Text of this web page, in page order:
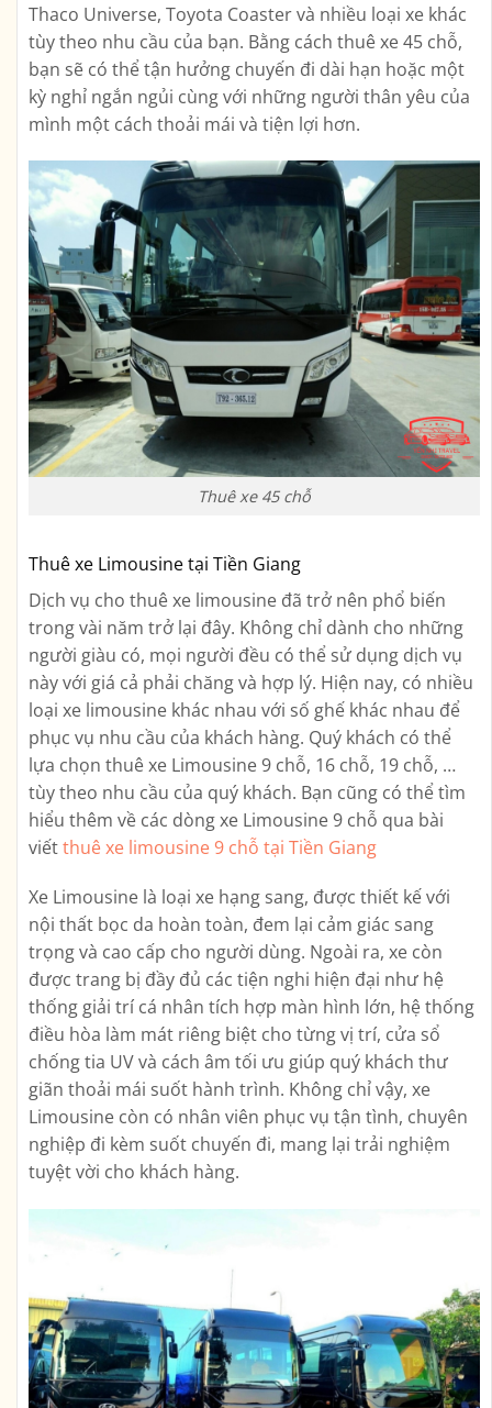
Thaco Universe, Toyota Coaster và nhiều loại xe khác
tùy theo nhu cầu của bạn. Bằng cách thuê xe 45 chỗ,
bạn sẽ có thể tận hưởng chuyến đi dài hạn hoặc một
kỳ nghỉ ngắn ngủi cùng với những người thân yêu của
mình một cách thoải mái và tiện lợi hơn.
Thuê xe 45 chỗ
Thuê xe Limousine tại Tiền Giang
Dịch vụ cho thuê xe limousine đã trở nên phổ biến
trong vài năm trở lại đây. Không chỉ dành cho những
người giàu có, mọi người đều có thể sử dụng dịch vụ
này với giá cả phải chăng và hợp lý. Hiện nay, có nhiều
loại xe limousine khác nhau với số ghế khác nhau để
phục vụ nhu cầu của khách hàng. Quý khách có thể
lựa chọn thuê xe Limousine 9 chỗ, 16 chỗ, 19 chỗ, …
tùy theo nhu cầu của quý khách. Bạn cũng có thể tìm
hiểu thêm về các dòng xe Limousine 9 chỗ qua bài
viếtthuê xe limousine 9 chỗ tại Tiền Giang
Xe Limousine là loại xe hạng sang, được thiết kế với
nội thất bọc da hoàn toàn, đem lại cảm giác sang
trọng và cao cấp cho người dùng. Ngoài ra, xe còn
được trang bị đầy đủ các tiện nghi hiện đại như hệ
thống giải trí cá nhân tích hợp màn hình lớn, hệ thống
điều hòa làm mát riêng biệt cho từng vị trí, cửa sổ
chống tia UV và cách âm tối ưu giúp quý khách thư
giãn thoải mái suốt hành trình. Không chỉ vậy, xe
Limousine còn có nhân viên phục vụ tận tình, chuyên
nghiệp đi kèm suốt chuyến đi, mang lại trải nghiệm
tuyệt vời cho khách hàng.